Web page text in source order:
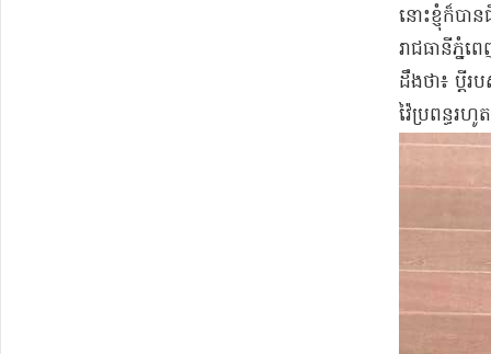
នោះ​ខ្ញុំ​ក៏បា
រាជធានី​ភ្នំ
ដឹងថា​៖ ប្ដី​
វ៉ៃ​ប្រពន្ធ​រ